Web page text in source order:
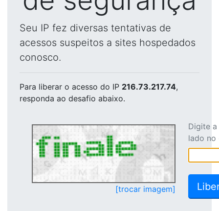
Seu IP fez diversas tentativas de
acessos suspeitos a sites hospedados
conosco.
Para liberar o acesso do IP 216.73.217.74,
responda ao desafio abaixo.
[trocar imagem]
Digite
lado no